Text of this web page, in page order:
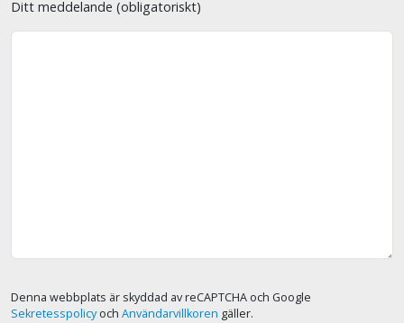
Ditt meddelande (obligatoriskt)
Denna webbplats är skyddad av reCAPTCHA och Google
Sekretesspolicyoch Användarvillkoren gäller.